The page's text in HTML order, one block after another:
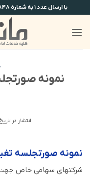
to
content
با ارسال عدد ۱ به شماره ۰۲۱۲۲۲۲۴۸۴۸ از مشاوره رایگان بهره مند شوید.
نمونه
انتشار در تاریخ
نمونه صورتجلسه
شرکتهای سهامی خاص